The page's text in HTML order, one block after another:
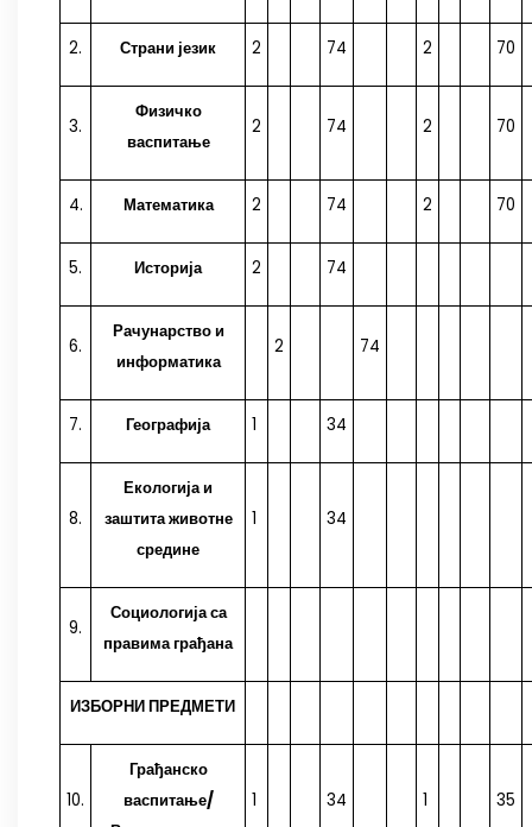
2. Страни језик 2 74 2 70
3.
Физичко
васпитање
2 74 2 70
4. Математика 2 74 2 70
5. Историја 2 74
6.
Рачунарство и
информатика
2 74
7. Географија 1 34
8.
Екологија и
заштита животне
средине
1 34
9.
Социологија са
правима грађана
ИЗБОРНИ ПРЕДМЕТИ
10.
Грађанско
васпитање/
1 34 1 35